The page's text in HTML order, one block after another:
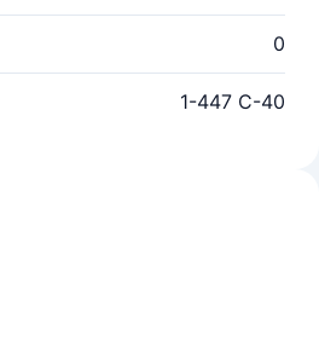
0
1-447 С-40